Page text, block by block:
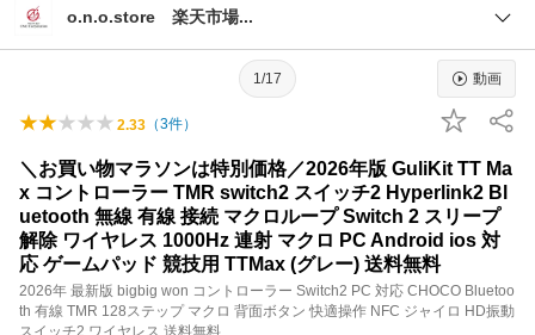
o.n.o.store 楽天市場
1/17 動画
2.33 （3件）
＼お買い物マラソンは特別価格／2026年版 GuliKit TT Ma
x コントローラー TMR switch2 スイッチ2 Hyperlink2 Bl
uetooth 無線 有線 接続 マクロループ Switch 2 スリープ
解除 ワイヤレス 1000Hz 連射 マクロ PC Android ios 対
応 ゲームパッド 競技用 TTMax (グレー) 送料無料
2026年 最新版 bigbig won コントローラー Switch2 PC 対応 CHOCO Bluetoo
th 有線 TMR 128ステップ マクロ 背面ボタン 快適操作 NFC ジャイロ HD振動
スイッチ2 ワイヤレス 送料無料